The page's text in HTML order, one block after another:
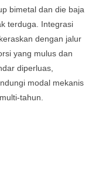
bimetal dan die baja
terduga. Integrasi
dengan jalur
yang mulus dan
diperluas,
modal mekanis
tahun.